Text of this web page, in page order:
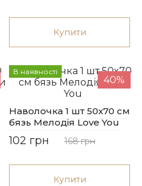
Купити
В наявності
40%
Наволочка 1 шт 50x70 см
бязь Мелодія Love You
102 грн 168 грн
Купити